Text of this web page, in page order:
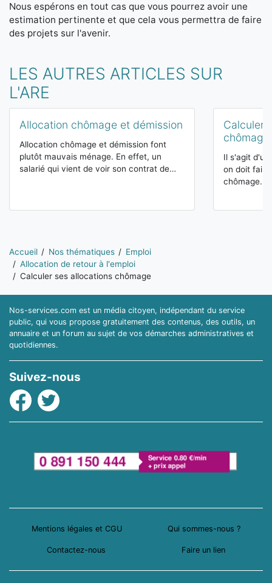
Nous espérons en tout cas que vous pourrez avoir une
estimation pertinente et que cela vous permettra de faire
des projets sur l'avenir.
LES AUTRES ARTICLES SUR
L'ARE
Allocation chômage et démission
Allocation chômage et démission font
plutôt mauvais ménage. En effet, un
salarié qui vient de voir son contrat de…
Calculer
chômage
Il s'agit
on doit
chômage.
Vous êtes ici:
Accueil Nos thématiques
Emploi
Allocation de retour à l'emploi
Calculer ses allocations chômage
Nos-services.com est un média citoyen, indépendant du service
public, qui vous propose gratuitement des contenus, des outils, un
annuaire et un forum au sujet de vos démarches administratives et
quotidiennes.
Suivez-nous
Facebook
Twitter
Mentions légales et CGU Qui sommes-nous ?
Contactez-nous Faire un lien